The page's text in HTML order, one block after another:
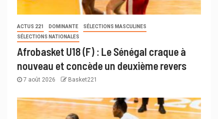
ACTUS 221 DOMINANTE
SÉLECTIONS MASCULINES
SÉLECTIONS NATIONALES
Afrobasket U18 (F) : Le Sénégal craque à
nouveau et concède un deuxième revers
7 août 2026 Basket221